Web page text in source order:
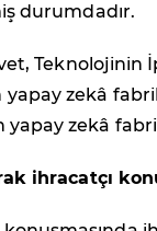
durumdadır.
zekâ
zekâ
ihracatçı